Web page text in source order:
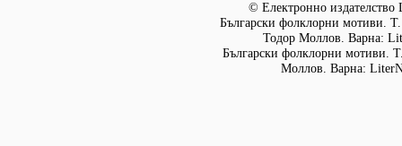
© Електронно издателство
Български фолклорни мотиви.
Тодор Моллов. Варна:
Български фолклорни мотиви.
Моллов. Варна: